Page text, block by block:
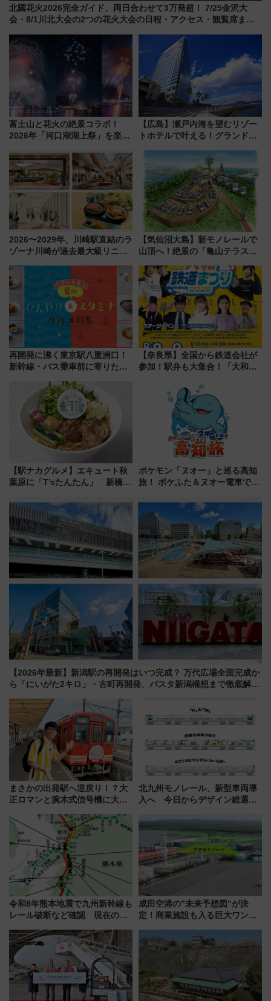
北國花火2026完全ガイド、両日合わせて3万発超！ 7/25金沢大
会・8/1川北大会の2つの花火大会の日程・アクセス・観覧席まと
富士山と花火の絶景コラボ！
2026年「河口湖湖上祭」を楽し
ススメ
【広島】瀬戸内海を望むリゾー
トホテルで叶える！グランドプ
ディング＆カジュアルパーティ
ープラン
2026〜2029年、川崎駅直結のラ
ゾーナ川崎が過去最大級リニュ
「いつから何が変わるか」徹底
解説！
【気仙沼大島】新モノレールで
山頂へ！絶景の「亀山テラス
暇村のお得な日帰りプランも登
場
再開発に沸く東京駅八重洲口！
新幹線・バス乗車前に寄りたい
やり＆スタミナグルメ」6選【新
店舗も！】
【奈良県】全国から鉄道会社が
参加！駅弁も大集合！「大和鉄
に開催決定
【駅ナカグルメ】エキュート秋
葉原に「T’sたんたん」 新橋に
饅」、オムライス専門店「肉と
たまご」新グルメ続々登場！
【2026年8月】
ポケモン「ヌオー」と巡る高知
旅！ ポケふた＆ヌオー電車で楽
路の絶景と絶品グルメを満喫！
（7月18日スタート）
【2026年最新】新潟駅の再開発はいつ完成？ 万代広場全面完成か
ら「にいがた2キロ」・古町再開発、バスタ新潟構想まで徹底解
まさかの出発駅へ逆戻り！？大
正ロマンと腕木式信号機に大興
目の舞台は岐阜県の「明知鉄
道」
北九州モノレール、新型車両導
入へ 今日からデザイン総選挙
令和8年熊本地震で九州新幹線も
レール破断など確認 現在の運
響
成田空港の”未来予想図”が決
定！商業施設も入る巨大ワンタ
で新型特急が品川･羽田とを結
ぶ！ JR空港駅は2面3線化！